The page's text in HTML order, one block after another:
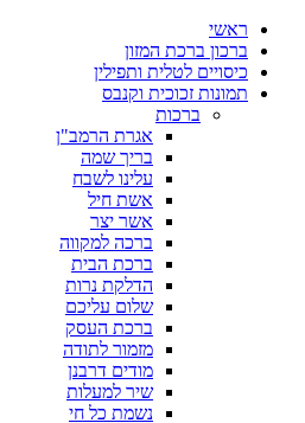
ראשי
ברכון ברכת המזון
כיסויים לטלית ותפילין
תמונות זכוכית וקנבס
ברכות
אגרת הרמב"ן
בריך שמה
עלינו לשבח
אשת חיל
אשר יצר
ברכה למקווה
ברכת הבית
הדלקת נרות
שלום עליכם
ברכת העסק
מזמור לתודה
מודים דרבנן
שיר למעלות
נשמת כל חי